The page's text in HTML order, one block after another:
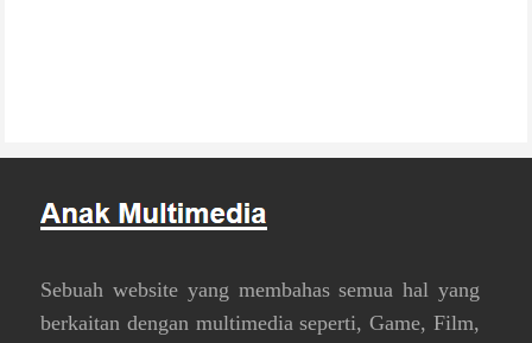
Sebuah website yang membahas semua hal yang
berkaitan dengan multimedia seperti, Game, Film,